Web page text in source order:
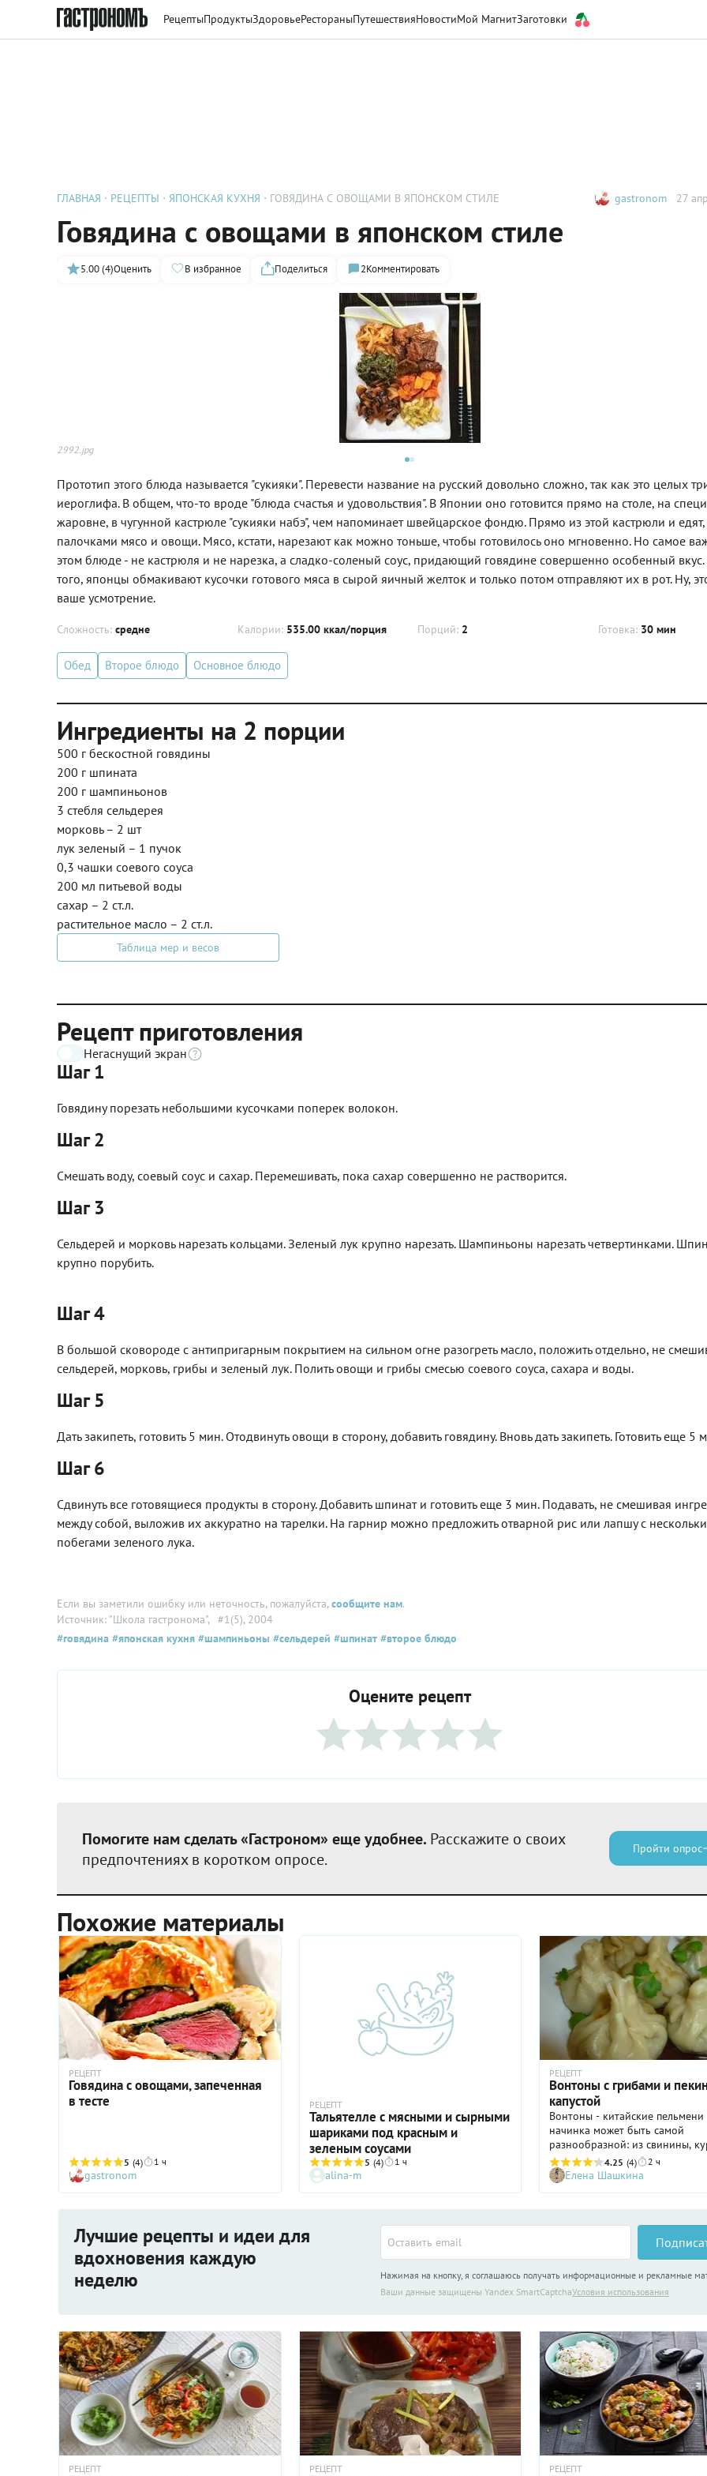
РецептыПродуктыЗдоровьеРестораныПутешествияНовостиМой МагнитЗаготовки
ГЛАВНАЯ РЕЦЕПТЫ ЯПОНСКАЯ КУХНЯ ГОВЯДИНА С ОВОЩАМИ В ЯПОНСКОМ СТИЛЕ gastronom 27
Говядина с овощами в японском стиле
5.00 (4)Оценить В избранное Поделиться 2Комментировать
2992.jpg
Прототип этого блюда называется "сукияки". Перевести название на русский довольно сложно, так как это целых
иероглифа. В общем, что-то вроде "блюда счастья и удовольствия". В Японии оно готовится прямо на столе, на
жаровне, в чугунной кастрюле "сукияки набэ", чем напоминает швейцарское фондю. Прямо из этой кастрюли и
палочками мясо и овощи. Мясо, кстати, нарезают как можно тоньше, чтобы готовилось оно мгновенно. Но самое
этом блюде - не кастрюля и не нарезка, а сладко-соленый соус, придающий говядине совершенно особенный
того, японцы обмакивают кусочки готового мяса в сырой яичный желток и только потом отправляют их в рот. Ну,
ваше усмотрение.
Сложность: средне Калории: 535.00 ккал/порция Порций: 2 Готовка: 30 мин
Обед Второе блюдо Основное блюдо
Ингредиенты на 2 порции
500 г бескостной говядины
200 г шпината
200 г шампиньонов
3 стебля сельдерея
морковь – 2 шт
лук зеленый – 1 пучок
0,3 чашки соевого соуса
200 мл питьевой воды
сахар – 2 ст.л.
растительное масло – 2 ст.л.
Таблица мер и весов
Рецепт приготовления
Негаснущий экран
Шаг 1
Говядину порезать небольшими кусочками поперек волокон.
Шаг 2
Смешать воду, соевый соус и сахар. Перемешивать, пока сахар совершенно не растворится.
Шаг 3
Сельдерей и морковь нарезать кольцами. Зеленый лук крупно нарезать. Шампиньоны нарезать четвертинками.
крупно порубить.
Шаг 4
В большой сковороде с антипригарным покрытием на сильном огне разогреть масло, положить отдельно, не
сельдерей, морковь, грибы и зеленый лук. Полить овощи и грибы смесью соевого соуса, сахара и воды.
Шаг 5
Дать закипеть, готовить 5 мин. Отодвинуть овощи в сторону, добавить говядину. Вновь дать закипеть. Готовить еще 5
Шаг 6
Сдвинуть все готовящиеся продукты в сторону. Добавить шпинат и готовить еще 3 мин. Подавать, не смешивая
между собой, выложив их аккуратно на тарелки. На гарнир можно предложить отварной рис или лапшу с
побегами зеленого лука.
Если вы заметили ошибку или неточность, пожалуйста,сообщите нам.
Источник: "Школа гастронома", #1(5), 2004
#говядина #японская кухня #шампиньоны #сельдерей #шпинат #второе блюдо
Оцените рецепт
Помогите нам сделать «Гастроном» еще удобнее. Расскажите о своих
предпочтениях в коротком опросе.
Пройти опрос
Похожие материалы
РЕЦЕПТ
Говядина с овощами, запеченная
в тесте
5 (4) 1 ч
gastronom
РЕЦЕПТ
Тальятелле с мясными и сырными
шариками под красным и
зеленым соусами
5 (4) 1 ч
alina-m
РЕЦЕПТ
Вонтоны с грибами и
капустой
Вонтоны - китайские пельмени
начинка может быть самой
разнообразной: из свинины,
рыбы, морепродуктов и овощей.
Подаются со специальным
4.25 (4) 2 ч
Елена Шашкина
Лучшие рецепты и идеи для
вдохновения каждую
неделю
Нажимая на кнопку, я соглашаюсь получать информационные и рекламные
Ваши данные защищены Yandex SmartCaptchaУсловия использования
РЕЦЕПТ РЕЦЕПТ РЕЦЕПТ